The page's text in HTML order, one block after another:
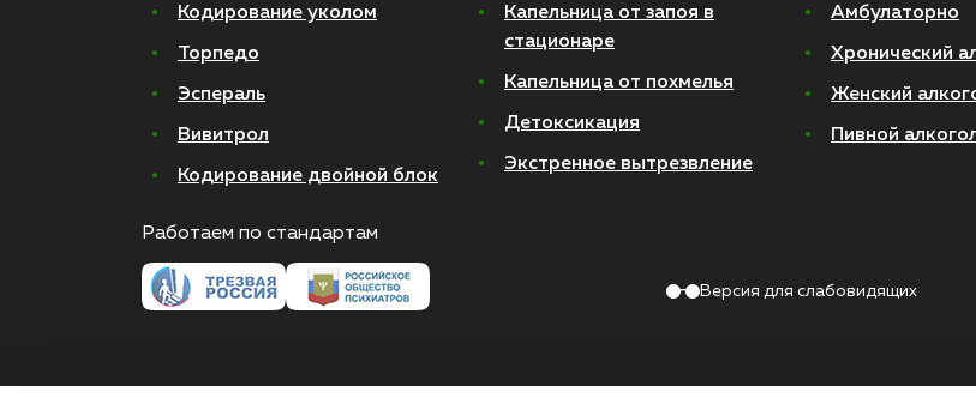
Кодирование уколом
Торпедо
Эспераль
Вивитрол
Кодирование двойной блок
Капельница от запоя в
стационаре
Капельница от похмелья
Детоксикация
Экстренное вытрезвление
Амбулаторно
Хронический
Женский
Пивной
Работаем по стандартам
Версия для слабовидящих